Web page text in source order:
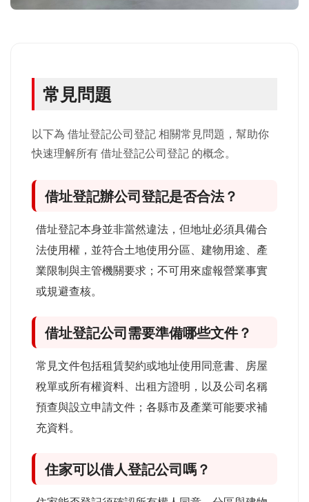
常見問題
以下為 借址登記公司登記 相關常見問題，幫助你
快速理解所有 借址登記公司登記 的概念。
借址登記辦公司登記是否合法？
借址登記本身並非當然違法，但地址必須具備合
法使用權，並符合土地使用分區、建物用途、產
業限制與主管機關要求；不可用來虛報營業事實
或規避查核。
借址登記公司需要準備哪些文件？
常見文件包括租賃契約或地址使用同意書、房屋
稅單或所有權資料、出租方證明，以及公司名稱
預查與設立申請文件；各縣市及產業可能要求補
充資料。
住家可以借人登記公司嗎？